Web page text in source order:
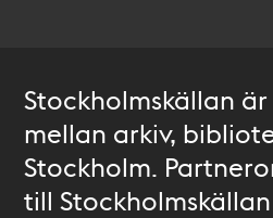
Stockholmskällan
mellan arkiv,
Stockholm.
till